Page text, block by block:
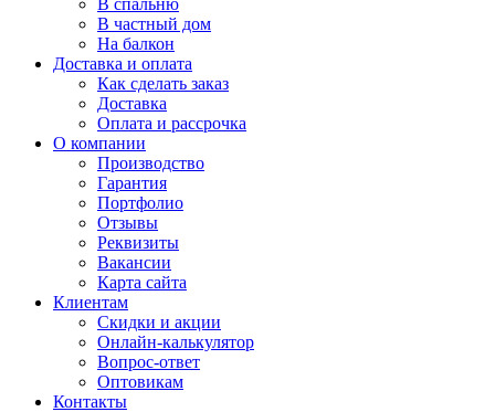
В спальню
В частный дом
На балкон
Доставка и оплата
Как сделать заказ
Доставка
Оплата и рассрочка
О компании
Производство
Гарантия
Портфолио
Отзывы
Реквизиты
Вакансии
Карта сайта
Клиентам
Скидки и акции
Онлайн-калькулятор
Вопрос-ответ
Оптовикам
Контакты